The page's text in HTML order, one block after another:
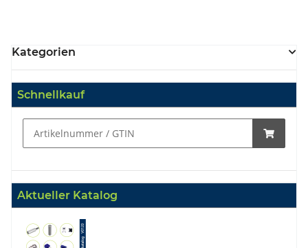
Kategorien
Schnellkauf
Aktueller Katalog